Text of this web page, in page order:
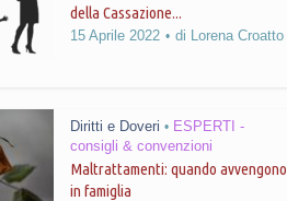
della Cassazione...
15 Aprile 2022 di Lorena Croatto
Diritti e Doveri • ESPERTI -
consigli & convenzioni
Maltrattamenti: quando avvengono
in famiglia